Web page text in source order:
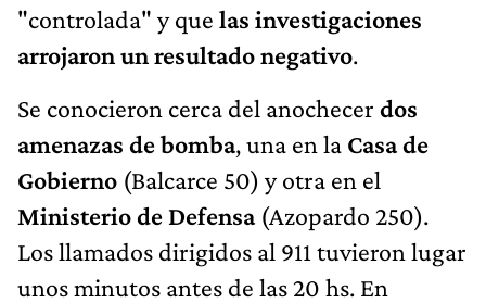
"controlada" y que las investigaciones
arrojaron un resultado negativo.
Se conocieron cerca del anochecer dos
amenazas de bomba, una en la Casa de
Gobierno (Balcarce 50) y otra en el
Ministerio de Defensa(Azopardo 250).
Los llamados dirigidos al 911 tuvieron lugar
unos minutos antes de las 20 hs. En